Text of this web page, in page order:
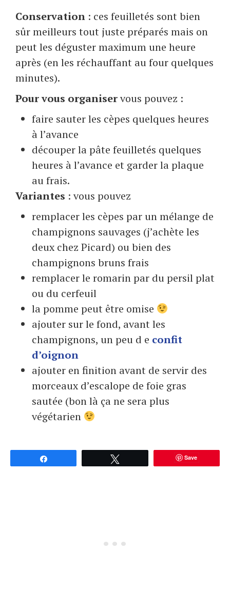
Conservation : ces feuilletés sont bien
sûr meilleurs tout juste préparés mais on
peut les déguster maximum une heure
après (en les réchauffant au four quelques
minutes).
Pour vous organiservous pouvez :
faire sauter les cèpes quelques heures
à l’avance
découper la pâte feuilletés quelques
heures à l’avance et garder la plaque
au frais.
Variantes : vous pouvez
remplacer les cèpes par un mélange de
champignons sauvages (j’achète les
deux chez Picard) ou bien des
champignons bruns frais
remplacer le romarin par du persil plat
ou du cerfeuil
la pomme peut être omise
ajouter sur le fond, avant les
champignons, un peu d e confit
d’oignon
ajouter en finition avant de servir des
morceaux d’escalope de foie gras
sautée (bon là ça ne sera plus
végétarien
Save